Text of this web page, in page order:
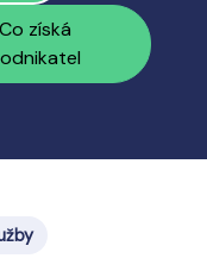
Co získá